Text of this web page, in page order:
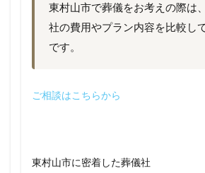
東村山市で葬儀をお考えの際は
社の費用やプラン内容を比較し
です。
ご相談はこちらから
東村山市に密着した葬儀社